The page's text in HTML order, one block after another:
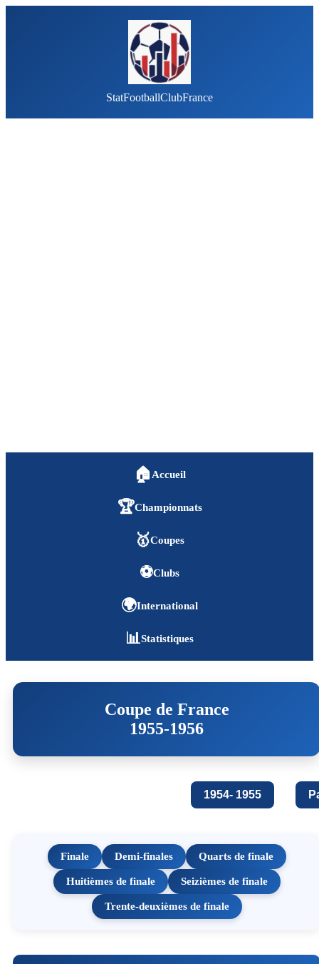
StatFootballClubFrance
🏠 Accueil
🏆Championnats
🥇Coupes
⚽Clubs
🌍International
📊Statistiques
Coupe de France
1955-1956
1954- 1955
Finale Demi-finales Quarts de finale
Huitièmes de finale Seizièmes de finale
Trente-deuxièmes de finale